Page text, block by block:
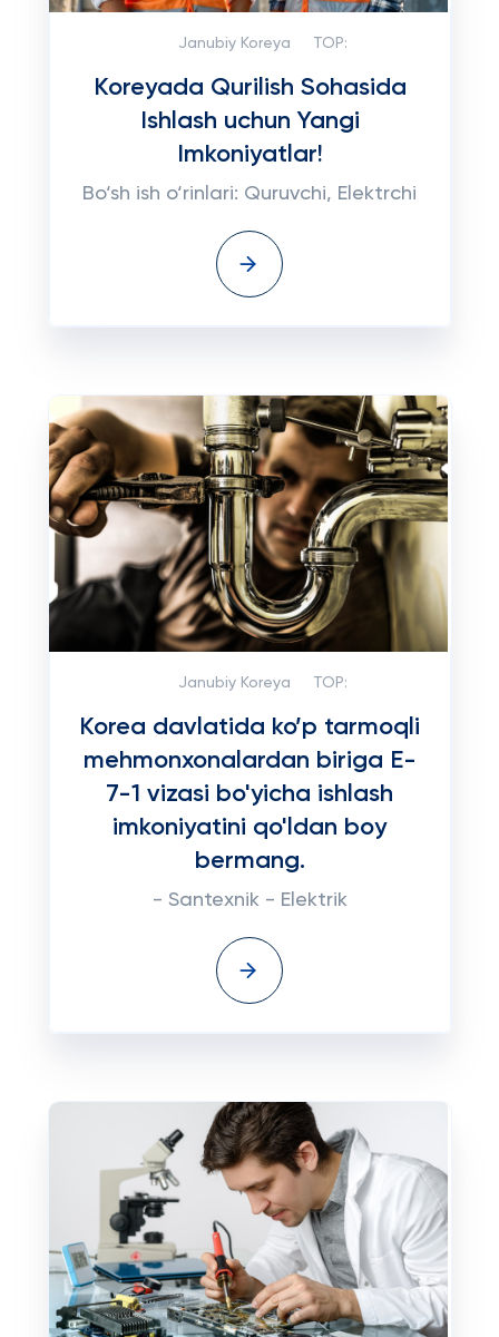
Janubiy Koreya TOP:
Koreyada Qurilish Sohasida
Ishlash uchun Yangi
Imkoniyatlar!
Bo‘sh ish o‘rinlari: Quruvchi, Elektrchi
Janubiy Koreya TOP:
Korea davlatida ko’p tarmoqli
mehmonxonalardan biriga E-
7-1 vizasi bo'yicha ishlash
imkoniyatini qo'ldan boy
bermang.
- Santexnik - Elektrik